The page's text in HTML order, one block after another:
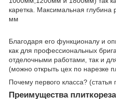
каретка. Максимальная глубина
мм
Благодаря его функционалу и
как для профессиональных
отделочными работами, так и
(можно открыть цех по нарезке
Почему первого класса? (статья
Преимущества